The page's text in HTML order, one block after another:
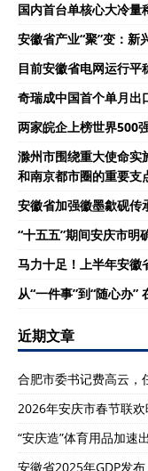
国内首台单核心大冷量
安徽省产业“聚”变：新
目前安徽省电网运行平
奇瑞成中国首个单月出
两家皖企上榜世界500
滁州市围绕重大使命
和南京都市圈的重要支
安徽省加强徽墨歙砚传
“十五五”期间安庆市明
马力十足！上半年安徽
从“一件事”到“随心办”
近期文章
合肥市委书记费高云，
2026年安庆市春节联
“安庆造”体育用品加速
安徽省2025年GDP发